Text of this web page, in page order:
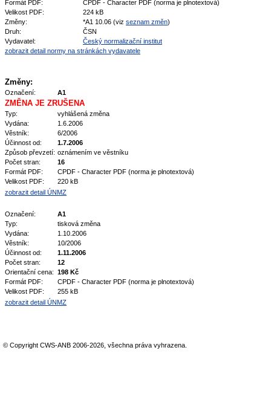
Formát PDF:
CPDF - Character PDF (norma je plnotextová)
Velikost PDF:
224 kB
Změny:
*A1 10.06 (viz seznam změn)
Druh:
ČSN
Vydavatel:
Český normalizační institut
zobrazit detail normy na stránkách vydavatele
Změny:
Označení: A1
ZMĚNA JE ZRUŠENA
Typ:
vyhlášená změna
Vydána:
1.6.2006
Věstník:
6/2006
Účinnost od:
1.7.2006
Způsob převzetí: oznámením ve věstníku
Počet stran:
16
Formát PDF:
CPDF - Character PDF (norma je plnotextová)
Velikost PDF:
220 kB
zobrazit detail ÚNMZ
Označení:
A1
Typ:
tisková změna
Vydána:
1.10.2006
Věstník:
10/2006
Účinnost od:
1.11.2006
Počet stran:
12
Orientační cena: 198 Kč
Formát PDF:
CPDF - Character PDF (norma je plnotextová)
Velikost PDF:
255 kB
zobrazit detail ÚNMZ
© Copyright CWS-ANB 2006-2026, všechna práva vyhrazena.